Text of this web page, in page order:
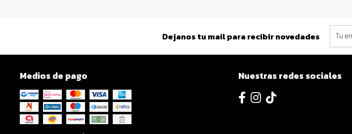
Dejanos tu mail para recibir novedades
Medios de pago Nuestras redes sociales